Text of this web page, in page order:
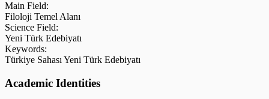
Main Field:
Filoloji Temel Alanı
Science Field:
Yeni Türk Edebiyatı
Keywords:
Türkiye Sahası Yeni Türk Edebiyatı
Academic Identities